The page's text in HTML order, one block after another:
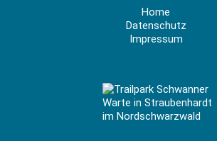
Navigation
überspringen
Home
Datenschutz
Impressum